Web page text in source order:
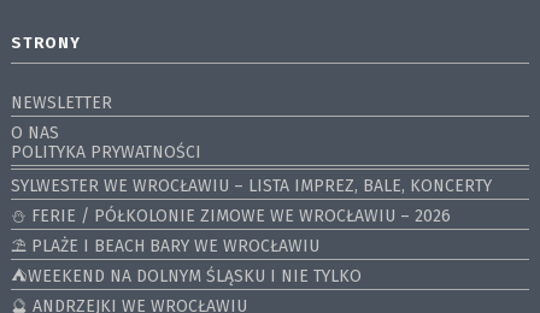
STRONY
NEWSLETTER
O NAS
POLITYKA PRYWATNOŚCI
SYLWESTER WE WROCŁAWIU – LISTA IMPREZ, BALE, KONCERTY
⛄️ FERIE / PÓŁKOLONIE ZIMOWE WE WROCŁAWIU – 2026
⛱️ PLAŻE I BEACH BARY WE WROCŁAWIU
⛺️WEEKEND NA DOLNYM ŚLĄSKU I NIE TYLKO
🔮 ANDRZEJKI WE WROCŁAWIU